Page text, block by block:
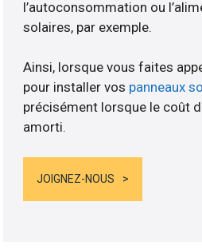
l’autoconsommation ou
solaires, par exemple.
Ainsi, lorsque vous faites
pour installer vos panneaux
précisément lorsque le coût
amorti.
JOIGNEZ-NOUS